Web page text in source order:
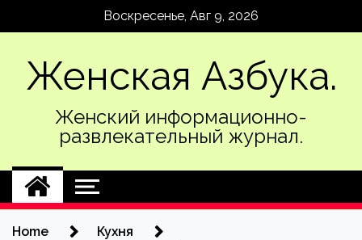
Воскресенье, Авг 9, 2026
Женская Азбука.
Женский информационно-
развлекательный журнал.
Home
Кухня